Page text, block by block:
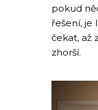
pokud
řešení, je
čekat, až
zhorší.